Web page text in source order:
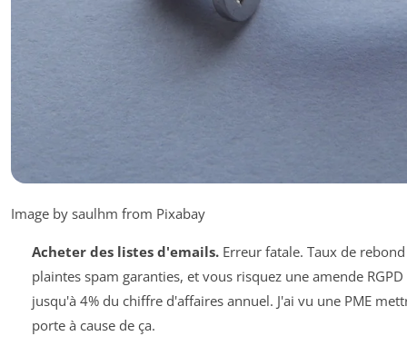
Image by saulhm from Pixabay
Acheter des listes d'emails.Erreur fatale. Taux de
plaintes spam garanties, et vous risquez une amende
jusqu'à 4% du chiffre d'affaires annuel. J'ai vu une PME
porte à cause de ça.